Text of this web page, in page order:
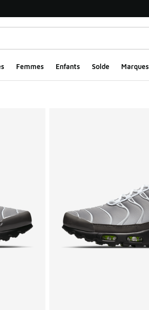
Femmes Enfants Solde Marques